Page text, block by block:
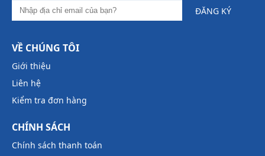
ĐĂNG KÝ
VỀ CHÚNG TÔI
Giới thiệu
Liên hệ
Kiểm tra đơn hàng
CHÍNH SÁCH
Chính sách thanh toán